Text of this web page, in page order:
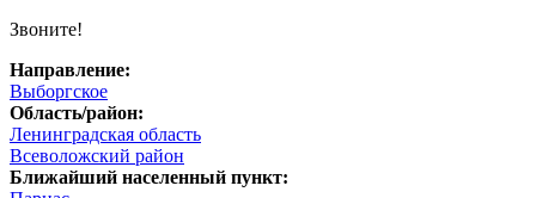
Звоните!
Направление:
Выборгское
Область/район:
Ленинградская область
Всеволожский район
Ближайший населенный пункт: